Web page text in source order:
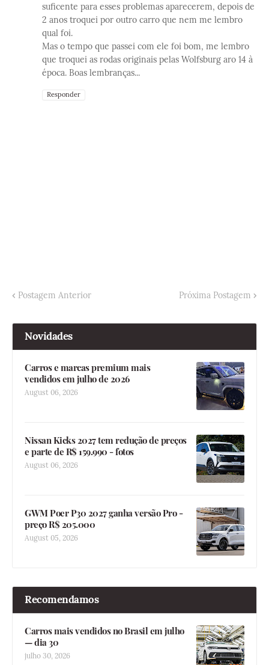
suficente para esses problemas aparecerem, depois de
2 anos troquei por outro carro que nem me lembro
qual foi.
Mas o tempo que passei com ele foi bom, me lembro
que troquei as rodas originais pelas Wolfsburg aro 14 à
época. Boas lembranças...
Responder
Postagem Anterior Próxima Postagem
Novidades
Carros e marcas premium mais
vendidos em julho de 2026
August 06, 2026
Nissan Kicks 2027 tem redução de preços
e parte de R$ 159.990 - fotos
August 06, 2026
GWM Poer P30 2027 ganha versão Pro -
preço R$ 205.000
August 05, 2026
Recomendamos
Carros mais vendidos no Brasil em julho
— dia 30
julho 30, 2026